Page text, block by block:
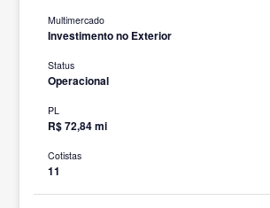
Multimercado
Investimento no Exterior
Status
Operacional
PL
R$ 72,84 mi
Cotistas
11